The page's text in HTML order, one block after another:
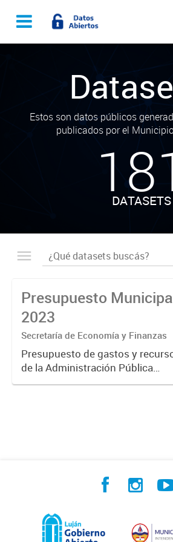
Estos son datos públicos
publicados por el
DATASETS
Presupuesto
2023
Secretaría de Economía y Finanzas
Presupuesto de gastos y
de la Administración Pública
Municipal para el ejercicio 2023.